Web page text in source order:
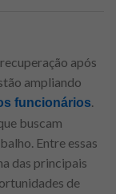
após
ampliando
funcionários.
buscam
Entre essas
das principais
de